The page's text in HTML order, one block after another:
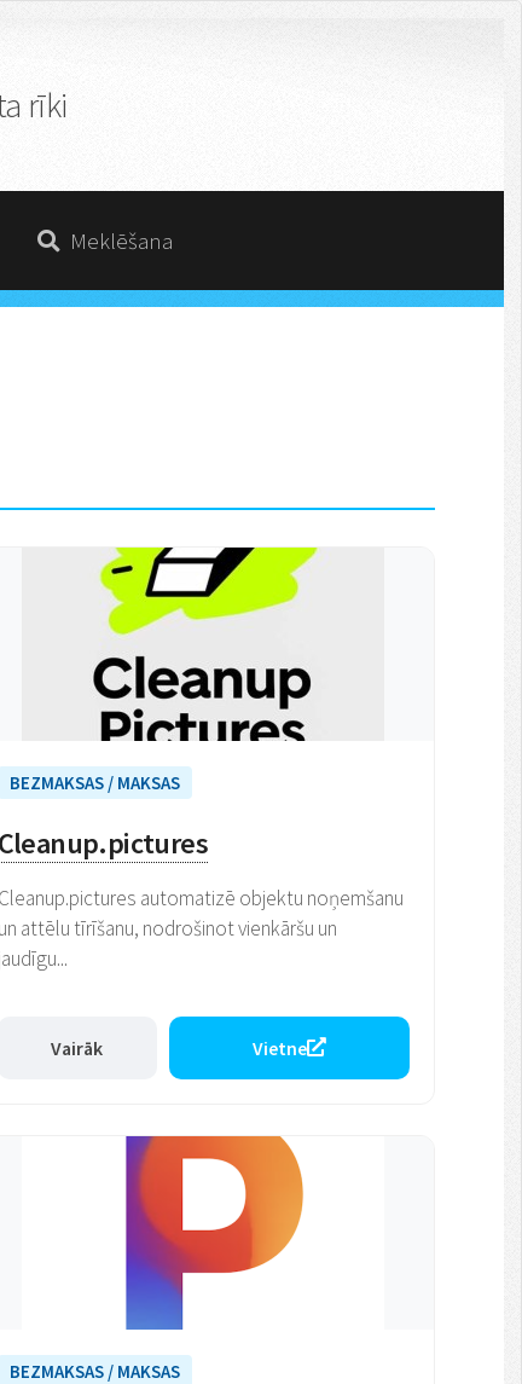
rīki
Meklēšana
BEZMAKSAS / MAKSAS
Cleanup.pictures
Cleanup.pictures automatizē objektu noņemšanu
un attēlu tīrīšanu, nodrošinot vienkāršu un
jaudīgu...
Vairāk Vietne
BEZMAKSAS / MAKSAS